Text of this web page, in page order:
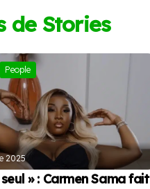
de Stories
People
2025
» : Carmen Sama fait